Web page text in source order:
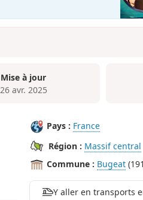
Mise à jour
26 avr. 2025
Pays : France
Région : Massif central
Commune : Bugeat
Y aller en transports